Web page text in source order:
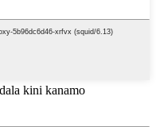
kini kanamo